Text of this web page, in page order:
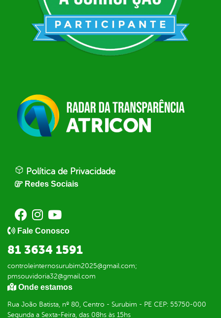
Política de Privacidade
Redes Sociais
Fale Conosco
81 3634 1591
controleinternosurubim2025@gmail.com;
pmsouvidoria32@gmail.com
Onde estamos
Rua João Batista, nº 80, Centro - Surubim - PE CEP: 55750-000
Segunda a Sexta-Feira, das 08hs às 15hs